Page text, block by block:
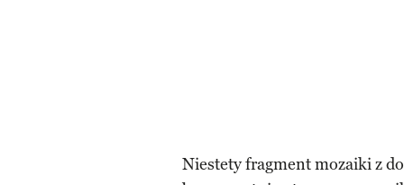
Niestety fragment mozaiki z